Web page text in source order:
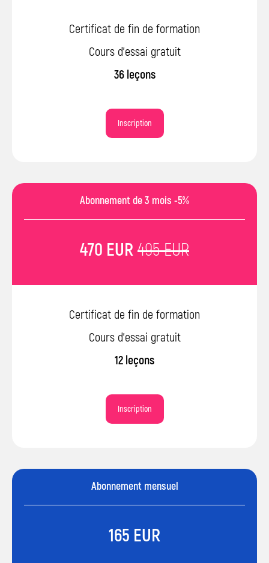
Certificat de fin de formation
Cours d’essai gratuit
36 leçons
Inscription
Abonnement de 3 mois -5%
470 EUR495 EUR
Certificat de fin de formation
Cours d’essai gratuit
12 leçons
Inscription
Abonnement mensuel
165 EUR